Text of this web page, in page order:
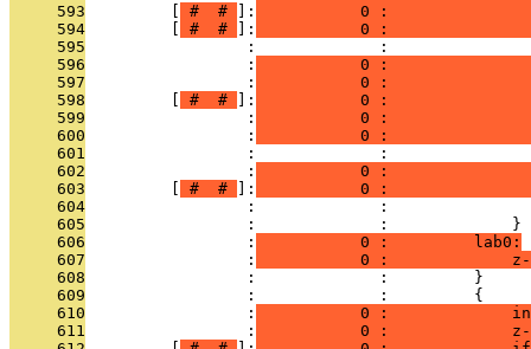
     593
# # ]:
0 :
     594
# # ]:
0 :
     595
:             :
     596
                 :
0 :
     597
                 :
0 :
     598
# # ]:
0 :
     599
                 :
0 :
     600
                 :
0 :
     601
:             :
     602
                 :
0 :
     603
# # ]:
0 :
     604
:             :
     605
                 :             :             }
     606
                 :
           0 :         lab0:
     607
                 :
0 :
     608
                 :             :         }
     609
                 :             :         {
     610
                 :
0 :
     611
                 :
0 :